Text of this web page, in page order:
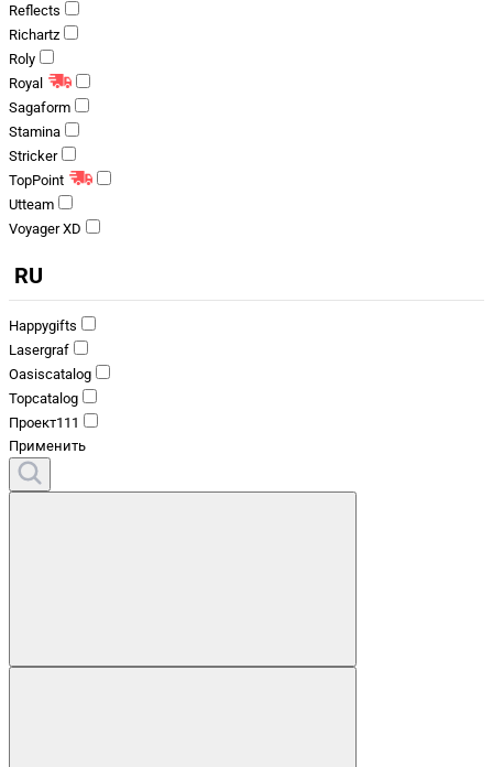
Reflects
Richartz
Roly
Royal
Sagaform
Stamina
Stricker
TopPoint
Utteam
Voyager XD
RU
Happygifts
Lasergraf
Oasiscatalog
Topcatalog
Проект111
Применить